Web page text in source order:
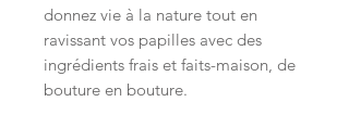
donnez vie à la nature tout en
ravissant vos papilles avec des
ingrédients frais et faits-maison, de
bouture en bouture.